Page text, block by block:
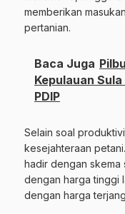
memberikan
pertanian.
Baca Juga
Kepulauan
PDIP
Selain soal
kesejahteraan
hadir dengan skema
dengan harga tinggi
dengan harga